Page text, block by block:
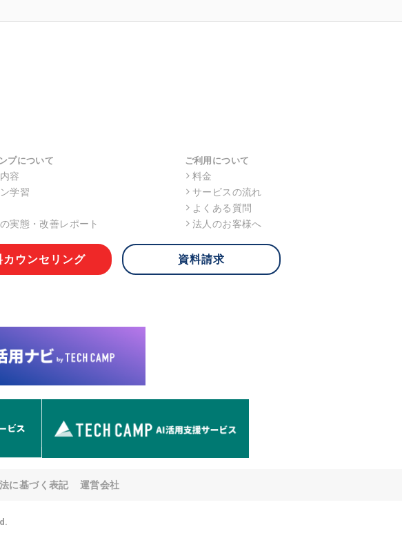
情報取扱いの委託
事業運営上、前項利用目的の範囲に限って個人情報を外部に委
ことがあります。この場合、個人情報保護水準の高い委託先を
、個人情報の適正管理・機密保持についての契約を交わし、適
情報の開示等の請求 ご本人様は、当社に対してご自身の個人
開示等(利用目的の通知、開示、内容の訂正・追加・削除、利
だし、申請が本人確認が不可能な場合や、個人情報保護法の定
お、アクセスログなどの個人情報以外の情報については、原則
合せ窓口】
社div 個人情報問合せ窓口
0052 東京都港区赤坂8-4-14 青山タワープレイス6階
アドレス:privacy_policy@di-v.co.jp
様が当社に個人情報を提供されるかどうかは任意によるもので
プについて
容
学習
実態・改善レポート
ご利用について
料金
サービスの流れ
よくある質問
法人のお客様へ
カウンセリング 資料請求
に基づく表記 運営会社